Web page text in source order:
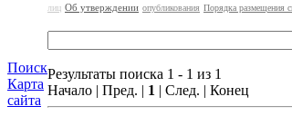
Поиск
Карта
сайта
лиц Об утверждении опубликования Порядка размещения
Результаты поиска 1 - 1 из 1
Начало | Пред. | 1 | След. | Конец